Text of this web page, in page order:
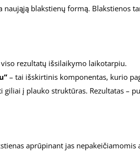
blakstienų formą. Blakstienos
rezultatų išsilaikymo laikotarpiu.
– tai išskirtinis komponentas, kurio
į plauko struktūras. Rezultatas –
aprūpinant jas